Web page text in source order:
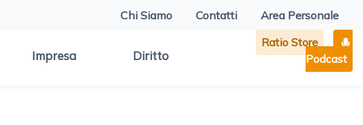
Chi Siamo Contatti Area Personale
Impresa Diritto
Ratio Store
Podcast